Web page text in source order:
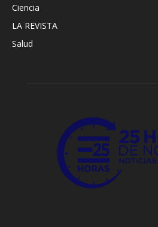
Ciencia
LA REVISTA
Salud